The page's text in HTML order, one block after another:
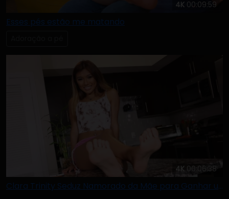
4K 00:09:59
Esses pés estão me matando
4K 00:06:38
Clara Trinity Seduz Namorado da Mãe para Ganhar um iPhone Novo